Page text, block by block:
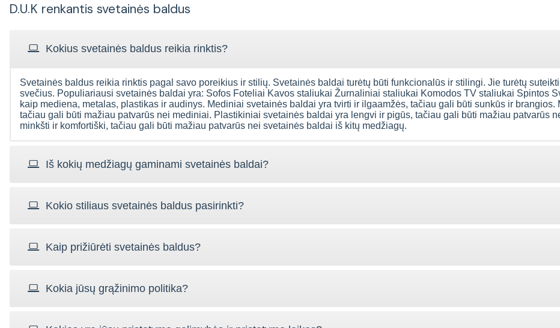
D.U.K renkantis svetainės baldus
Kokius svetainės baldus reikia rinktis?
Svetainės baldus reikia rinktis pagal savo poreikius ir stilių. Svetainės baldai turėtų būti funkcionalūs ir stilingi. Jie turėtų
svečius. Populiariausi svetainės baldai yra: Sofos Foteliai Kavos staliukai Žurnaliniai staliukai Komodos TV staliukai Spintos
kaip mediena, metalas, plastikas ir audinys. Mediniai svetainės baldai yra tvirti ir ilgaamžės, tačiau gali būti sunkūs ir
tačiau gali būti mažiau patvarūs nei mediniai. Plastikiniai svetainės baldai yra lengvi ir pigūs, tačiau gali būti mažiau patvarūs
minkšti ir komfortiški, tačiau gali būti mažiau patvarūs nei svetainės baldai iš kitų medžiagų.
Iš kokių medžiagų gaminami svetainės baldai?
Kokio stiliaus svetainės baldus pasirinkti?
Kaip prižiūrėti svetainės baldus?
Kokia jūsų grąžinimo politika?